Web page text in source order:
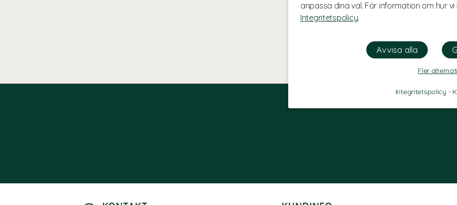
anpassa dina val. För information om hur
Integritetspolicy.
Fler
Integritetspolicy -